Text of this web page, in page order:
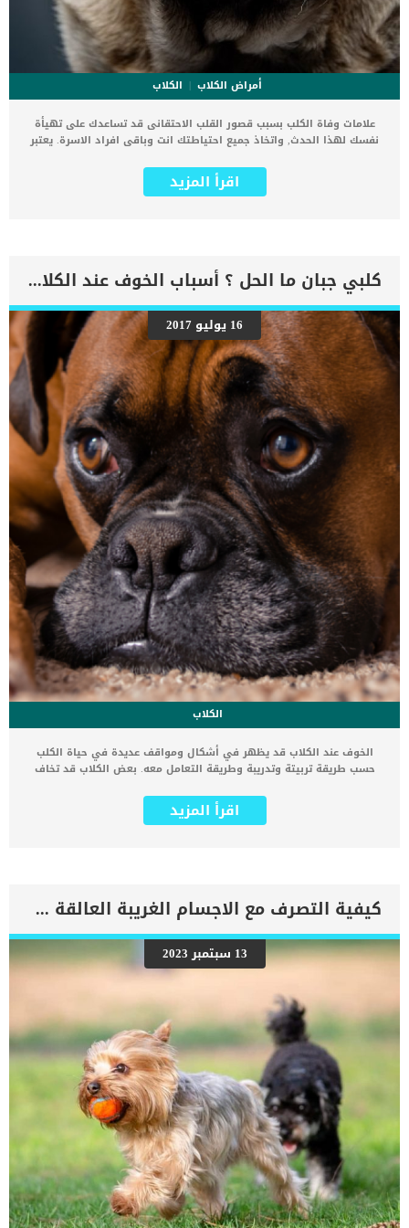
أمراض الكلاب
الكلاب
علامات وفاة الكلب بسبب قصور القلب الاحتقانى قد تساعدك على تهيأة
نفسك لهذا الحدث, واتخاذ جميع احتياطتك انت وباقى افراد الاسرة. يعتبر
يتعرض لها جميع الكائنات الحية بما فى ذلك الكلاب والقطط. كما ان القلب
يعتبر عضوا رئيسيا فى جسم الكلاب, واى قصور به يعتبر قصور فى باقى
اعراض وعلامات تضخم القلب عند الكلاب فى هذا المقال سنطلعك على
بعض العلامات التي تشير إلى أن كلبك قد اقترب من مرحلة يحتافيها إلى
رعاية المسنين أو قد تفكر في القتل الرحيم. يمكننا اختصار هذه العلامات
على شكل مجموعة من المراحل التى يتدرجها الكلب الى ان يصل الى
النهاية. اهم علامات وفاة الكلاب بسبب قصور القلب الاحتقانى كما ذكرنا
ستكون هذه العلامات عبارة عن مراحل متدرجة الى المرحلة الاخيرة وهى
الوفاة. _المرحلة الاولى, تظهر ان الكلب معرض لخطر الإصابة بسرطان
القلب ، ولكن ليس لديه أعراض ولا تغييرات في القلب. _المرحلة
الثانية,يعاني الكلب […]
اقرأ المزيد
كلبي جبان ما الحل ؟ أسباب الخوف عند الكلاب وعلاجه
16 يوليو 2017
الكلاب
الخوف عند الكلاب قد يظهر في أشكال ومواقف عديدة في حياة الكلب
حسب طريقة تربيتة وتدريبة وطريقة التعامل معه. بعض الكلاب قد تخاف
تخاف من صوت السيارات السريعة أو أصوات القطارات العالية إذا كنت
تسكن بالقرب من أحد هذه الطرق التي تمر فيها السيارات أو القطارات.
هذه المشكلة. لكن قبل البحث عن علاج الخوف في الكلاب يجب ان تفهم
أولا ما هو سبب الخوف عند كلبك وبالتالي ستسهل كثيرا علاجه. اقرأ
أيضا: التبول اللاإرادي عند الكلاب أثناء الخوف أو السعادة 6 معلومات
خاطئة عن تربية الكلاب وتدريبها 8 علامات تدل على الخوف عند الكلاب ما
هي أسباب الخوف عند الكلاب ؟ عندما تلاحظ إصابة كلبك بالخوف في
موقف معين ومتكرر عليك البدء في استكشاف سبب هذا الخوف أولا. لا
تقم بتوبيخ كلبك او محاولة دفعه إلى تكرار هذا الموقف لأن ذلك سيزيد
الأمر سوءا. […]
اقرأ المزيد
كيفية التصرف مع الاجسام الغريبة العالقة فى الحلق عند الكلاب
13 سبتمبر 2023